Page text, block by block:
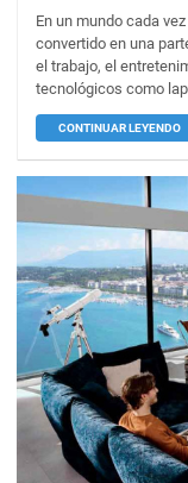
En un mundo cada
convertido en una
el trabajo, el
tecnológicos como
CONTINUAR LEYENDO